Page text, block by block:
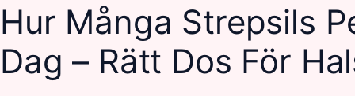
Hur Många Strepsils
Dag – Rätt Dos För